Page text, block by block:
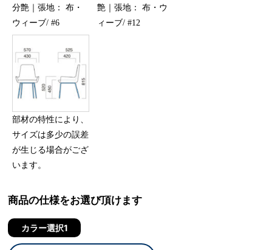
分艶｜張地： 布・
ウィーブ/ #6
艶｜張地： 布・ウ
ィーブ/ #12
部材の特性により、
サイズは多少の誤差
が生じる場合がござ
います。
商品の仕様をお選び頂けます
カラー選択1